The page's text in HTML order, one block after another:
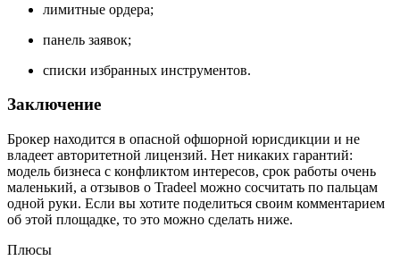
лимитные ордера;
панель заявок;
списки избранных инструментов.
Заключение
Брокер находится в опасной офшорной юрисдикции и не
владеет авторитетной лицензий. Нет никаких гарантий:
модель бизнеса с конфликтом интересов, срок работы очень
маленький, а отзывов о Tradeel можно сосчитать по пальцам
одной руки. Если вы хотите поделиться своим комментарием
об этой площадке, то это можно сделать ниже.
Плюсы